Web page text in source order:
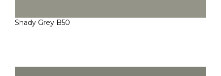
Shady Grey B50